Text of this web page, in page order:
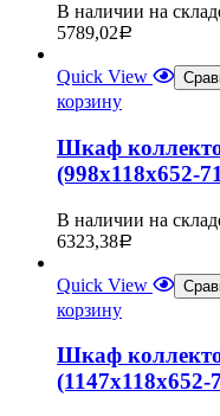
В наличии на
5789,02Р
Quick View
корзину
Шкаф
(998х118х652-
В наличии на
6323,38Р
Quick View
корзину
Шкаф
(1147х118х652-